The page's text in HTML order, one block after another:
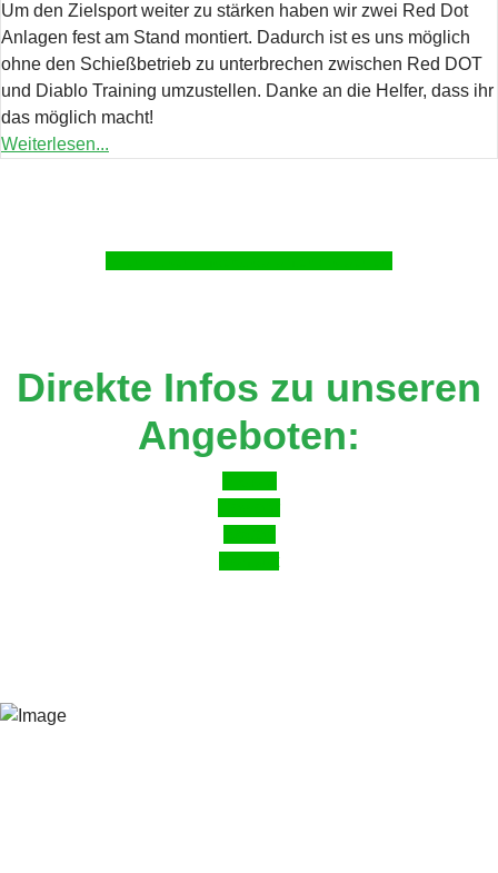
Um den Zielsport weiter zu stärken haben wir zwei Red Dot
Anlagen fest am Stand montiert. Dadurch ist es uns möglich
ohne den Schießbetrieb zu unterbrechen zwischen Red DOT
und Diablo Training umzustellen. Danke an die Helfer, dass ihr
das möglich macht!
Weiterlesen...
Direkte Infos zu unseren
Angeboten: